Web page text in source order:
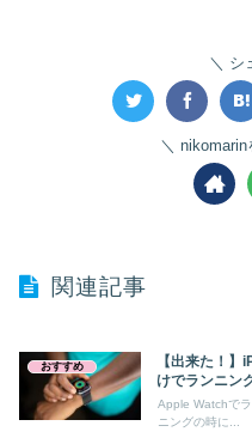
シ
nikomarin
関連記事
おすすめ
【出来た！
けでランニン
Apple Watchで
ニングの時に...